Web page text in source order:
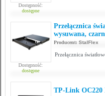
Dostępność:
dostępne
Dostępność:
dostępne
Przełącznica
wysuwana,
Producent: StalFlex
Przełącznica
TP-Link OC220